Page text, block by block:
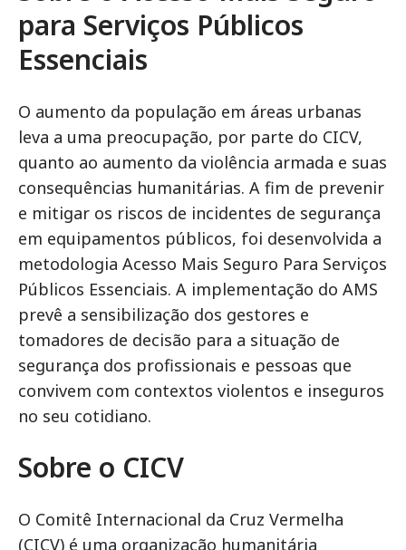
para Serviços Públicos
Essenciais
O aumento da população em áreas urbanas
leva a uma preocupação, por parte do CICV,
quanto ao aumento da violência armada e suas
consequências humanitárias. A fim de prevenir
e mitigar os riscos de incidentes de segurança
em equipamentos públicos, foi desenvolvida a
metodologia Acesso Mais Seguro Para Serviços
Públicos Essenciais. A implementação do AMS
prevê a sensibilização dos gestores e
tomadores de decisão para a situação de
segurança dos profissionais e pessoas que
convivem com contextos violentos e inseguros
no seu cotidiano.
Sobre o CICV
O Comitê Internacional da Cruz Vermelha
(CICV) é uma organização humanitária